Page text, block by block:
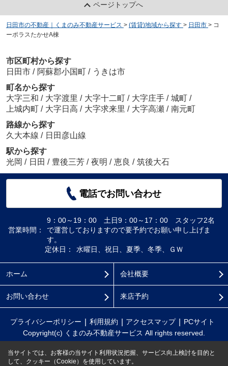
ページトップへ
日田市の不動産｜くまのみ不動産サービス > (賃貸)地域から探す > 日田市 > コ
ーポラスたかせA棟
市区町村から探す
日田市 / 阿蘇郡小国町 / うきは市
町名から探す
大字三和 / 大字渡里 / 大字十二町 / 大字庄手 / 城町 /
上城内町 / 大字日高 / 大字求来里 / 大字高瀬 / 南元町
路線から探す
久大本線 / 日田彦山線
駅から探す
光岡 / 日田 / 豊後三芳 / 夜明 / 恵良 / 筑後大石
電話でお問い合わせ
営業時間：
9：00～19：00 土日9：00～17：00 スタッフ2名
で運営しておりますので要予約でお願い申し上げま
す。
定休日：
水曜日、祝日、夏季、冬季、ＧＷ
ホーム 会社概要
お問い合わせ 来店予約
プライバシーポリシー 利用規約 アクセスマップ
PCサイト
Copyright(c) くまのみ不動産サービス All rights reserved.
当サイトでは、お客様の当サイト利用状況把握、サービス向上検討を目的と
して、クッキー（Cookie）を使用しています。